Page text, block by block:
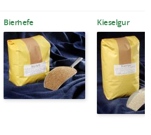
Bierhefe Kieselgur